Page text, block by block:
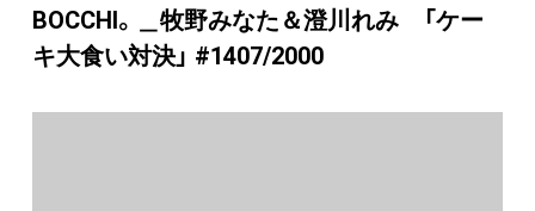
BOCCHI。＿牧野みなた＆澄川れみ 「ケー
キ大食い対決」 #1407/2000